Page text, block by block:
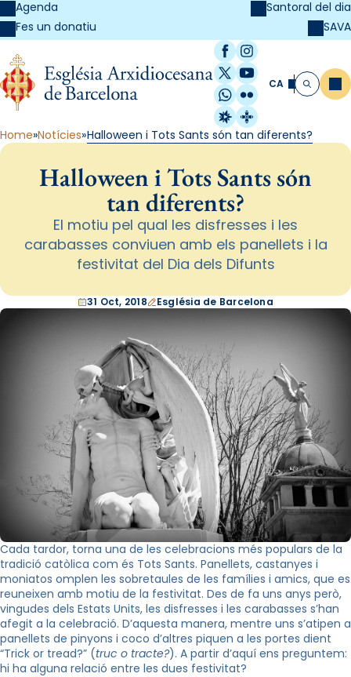
Agenda
Fes un donatiu
Santoral del dia
SAVA
Facebook
Instagram
X / Twitter
YouTube
WhatsApp
Flickr
Radio Estel
Catalunya
CA Cerca
Home Notícies Halloween i Tots Sants són tan diferents?
Halloween i Tots Sants són
tan diferents?
El motiu pel qual les disfresses i les
carabasses conviuen amb els panellets i la
festivitat del Dia dels Difunts
31 Oct, 2018 Església de Barcelona
Cada tardor, torna una de les celebracions més populars de la
tradició catòlica com és Tots Sants. Panellets, castanyes i
moniatos omplen les sobretaules de les famílies i amics, que es
reuneixen amb motiu de la festivitat. Des de fa uns anys però,
vingudes dels Estats Units, les disfresses i les carabasses s’han
afegit a la celebració. D’aquesta manera, mentre uns s’atipen a
panellets de pinyons i coco d’altres piquen a les portes dient
“Trick or tread?” (truc o tracte?). A partir d’aquí ens preguntem:
hi ha alguna relació entre les dues festivitat?